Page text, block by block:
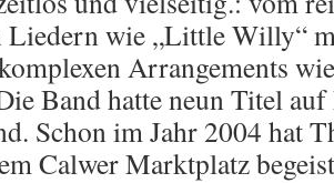
Liedern wie „Little Willy“
Arrangements
Band hatte neun Titel
Schon im Jahr 2004 hat
Calwer Marktplatz